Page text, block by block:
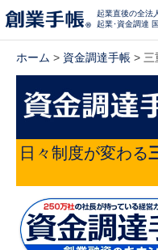
起業直後の全法
起業･資金調達
ホーム > 資金調達手帳 > 三
日々制度が変わる